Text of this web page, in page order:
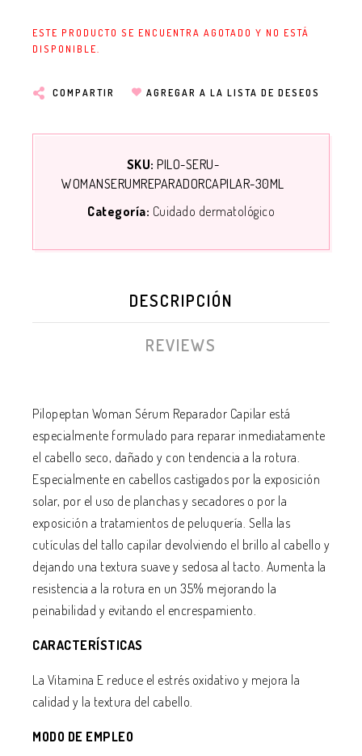
ESTE PRODUCTO SE ENCUENTRA AGOTADO Y NO ESTÁ
DISPONIBLE.
COMPARTIR AGREGAR A LA LISTA DE DESEOS
SKU:PILO-SERU-
WOMANSERUMREPARADORCAPILAR-30ML
Categoría: Cuidado dermatológico
DESCRIPCIÓN
REVIEWS
Pilopeptan Woman Sérum Reparador Capilar está
especialmente formulado para reparar inmediatamente
el cabello seco, dañado y con tendencia a la rotura.
Especialmente en cabellos castigados por la exposición
solar, por el uso de planchas y secadores o por la
exposición a tratamientos de peluquería. Sella las
cutículas del tallo capilar devolviendo el brillo al cabello y
dejando una textura suave y sedosa al tacto. Aumenta la
resistencia a la rotura en un 35% mejorando la
peinabilidad y evitando el encrespamiento.
CARACTERÍSTICAS
La Vitamina E reduce el estrés oxidativo y mejora la
calidad y la textura del cabello.
MODO DE EMPLEO